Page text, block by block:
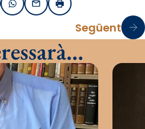
Twitter
WhatsApp
EmailImprimir
Següent